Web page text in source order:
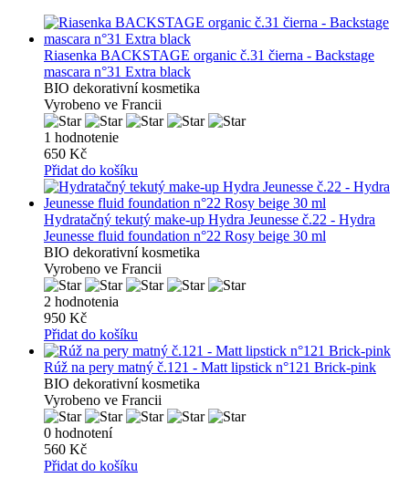
Riasenka BACKSTAGE organic č.31 čierna - Backstage
mascara n°31 Extra black
BIO dekorativní kosmetika
Vyrobeno ve Francii
1 hodnotenie
650 Kč
Přidat do košíku
Hydratačný tekutý make-up Hydra Jeunesse č.22 - Hydra
Jeunesse fluid foundation n°22 Rosy beige 30 ml
BIO dekorativní kosmetika
Vyrobeno ve Francii
2 hodnotenia
950 Kč
Přidat do košíku
Rúž na pery matný č.121 - Matt lipstick n°121 Brick-pink
BIO dekorativní kosmetika
Vyrobeno ve Francii
0 hodnotení
560 Kč
Přidat do košíku